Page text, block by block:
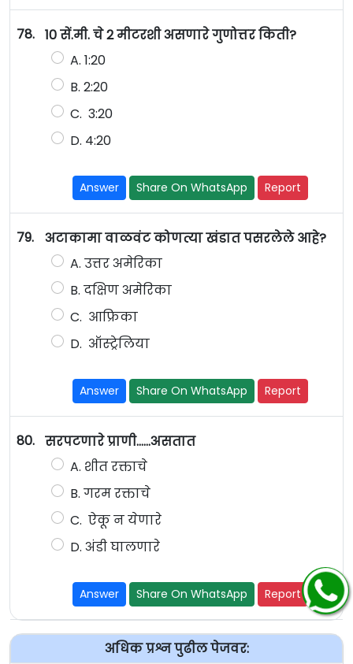
78. 10 सें.मी. चे 2 मीटरशी असणारे गुणोत्तर किती?
A. 1:20
B. 2:20
C. 3:20
D. 4:20
Answer Share On WhatsApp Report
79.
अटाकामा वाळवंट कोणत्या खंडात पसरलेले आहे?
A. उत्तर अमेरिका
B. दक्षिण अमेरिका
C. आफ्रिका
D. ऑस्ट्रेलिया
Answer Share On WhatsApp Report
80. सरपटणारे प्राणी……असतात
A. शीत रक्ताचे
B. गरम रक्ताचे
C. ऐकू न येणारे
D. अंडी घालणारे
Answer Share On WhatsApp Report
अधिक प्रश्न पुढील पेजवर: